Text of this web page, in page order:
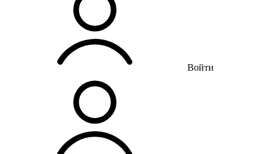
Войти